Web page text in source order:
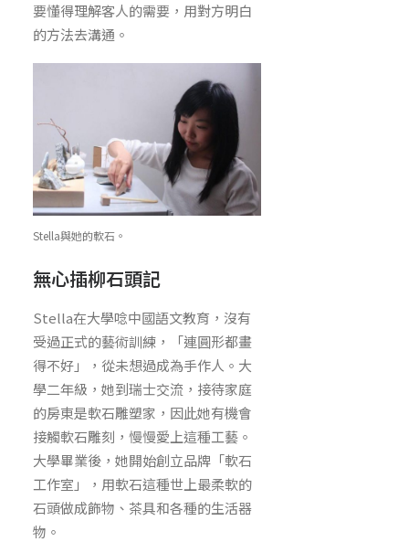
要懂得理解客人的需要，用對方明白
的方法去溝通。
Stella與她的軟石。
無心插柳石頭記
Stella在大學唸中國語文教育，沒有
受過正式的藝術訓練，「連圓形都畫
得不好」，從未想過成為手作人。大
學二年級，她到瑞士交流，接待家庭
的房東是軟石雕塑家，因此她有機會
接觸軟石雕刻，慢慢愛上這種工藝。
大學畢業後，她開始創立品牌「軟石
工作室」，用軟石這種世上最柔軟的
石頭做成飾物、茶具和各種的生活器
物。